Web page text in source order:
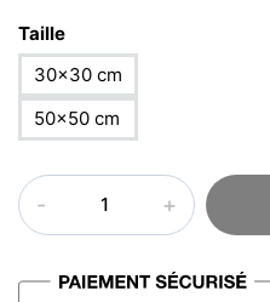
Taille
30×30 cm
50×50 cm
quantité
de
oriental